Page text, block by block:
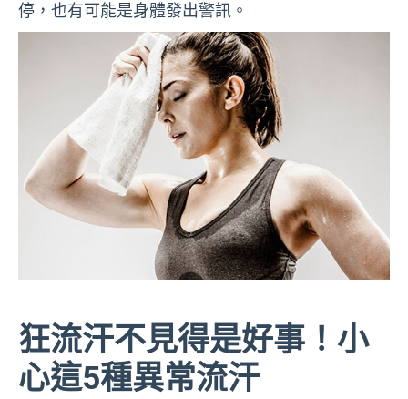
停，也有可能是身體發出警訊。
狂流汗不見得是好事！小
心這5種異常流汗